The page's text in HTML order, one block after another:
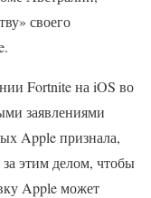
своего
Fortnite на iOS во
заявлениями
Apple признала,
этим делом, чтобы
Apple может